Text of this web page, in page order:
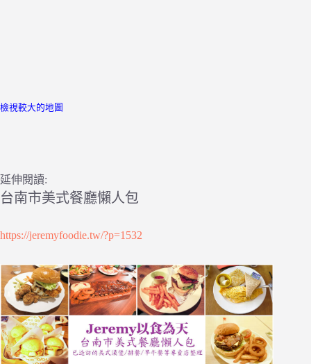
檢視較大的地圖
延伸閱讀:
台南市美式餐廳懶人包
https://jeremyfoodie.tw/?p=1532